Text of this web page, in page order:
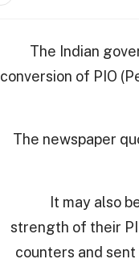
The Indian
conversion of PIO
The newspaper
It may also
strength of their
counters and